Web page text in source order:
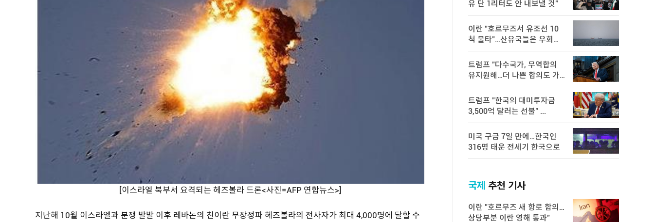
[이스라엘 북부서 요격되는 헤즈볼라 드론<사진=AFP 연합뉴스>]
지난해 10월 이스라엘과 분쟁 발발 이후 레바논의 친이란 무장정파 헤즈볼라의 전사자가 최대 4,000명에 달할 수
유 단 1리터도 안 내보낼 것"
이란 "호르무즈서 유조선 10
척 불타"…산유국들은 우회로
모 ...
트럼프 "다수국가, 무역합의
유지원해…더 나쁜 합의도 가
능" ...
트럼프 "한국의 대미투자금
3,500억 달러는 선불" ...
미국 구금 7일 만에…한국인
316명 태운 전세기 한국으로
국제 추천 기사
이란 "호르무즈 새 항로 합의…
상당부분 이란 영해 통과"